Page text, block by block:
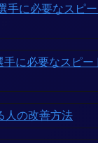
手に必要なスピ
に必要なスピー
人の改善方法